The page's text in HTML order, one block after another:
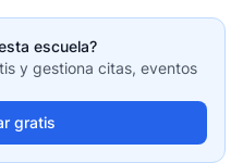
escuela?
y gestiona citas, eventos
gratis